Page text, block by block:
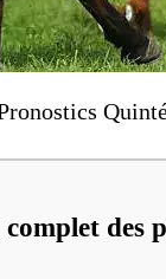
des